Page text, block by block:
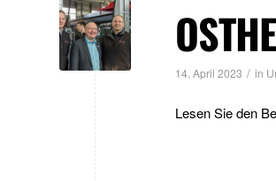
14. April 2023 / in
Lesen Sie den